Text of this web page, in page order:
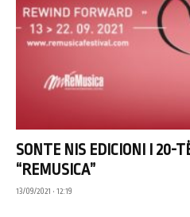
SONTE NIS EDICIONI I 20-
“REMUSICA”
13/09/2021 • 12:19